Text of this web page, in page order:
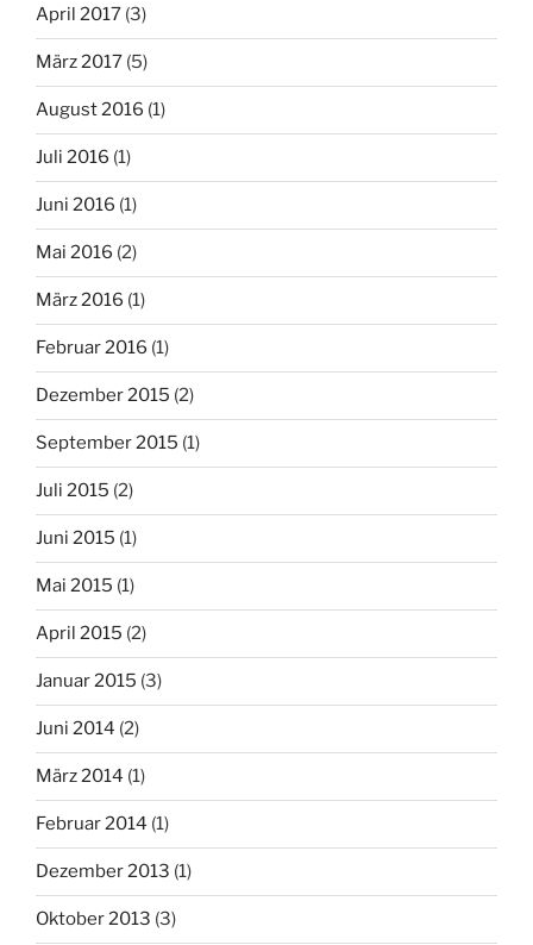
April 2017 (3)
März 2017 (5)
August 2016 (1)
Juli 2016 (1)
Juni 2016 (1)
Mai 2016 (2)
März 2016 (1)
Februar 2016 (1)
Dezember 2015 (2)
September 2015 (1)
Juli 2015 (2)
Juni 2015 (1)
Mai 2015 (1)
April 2015 (2)
Januar 2015 (3)
Juni 2014 (2)
März 2014 (1)
Februar 2014 (1)
Dezember 2013 (1)
Oktober 2013 (3)